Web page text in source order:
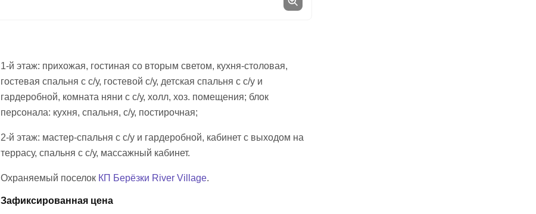
1-й этаж: прихожая, гостиная со вторым светом, кухня-столовая,
гостевая спальня с с/у, гостевой с/у, детская спальня с с/у и
гардеробной, комната няни с с/у, холл, хоз. помещения; блок
персонала: кухня, спальня, с/у, постирочная;
2-й этаж: мастер-спальня с с/у и гардеробной, кабинет с выходом на
террасу, спальня с с/у, массажный кабинет.
Охраняемый поселок КП Берёзки River Village.
Зафиксированная цена